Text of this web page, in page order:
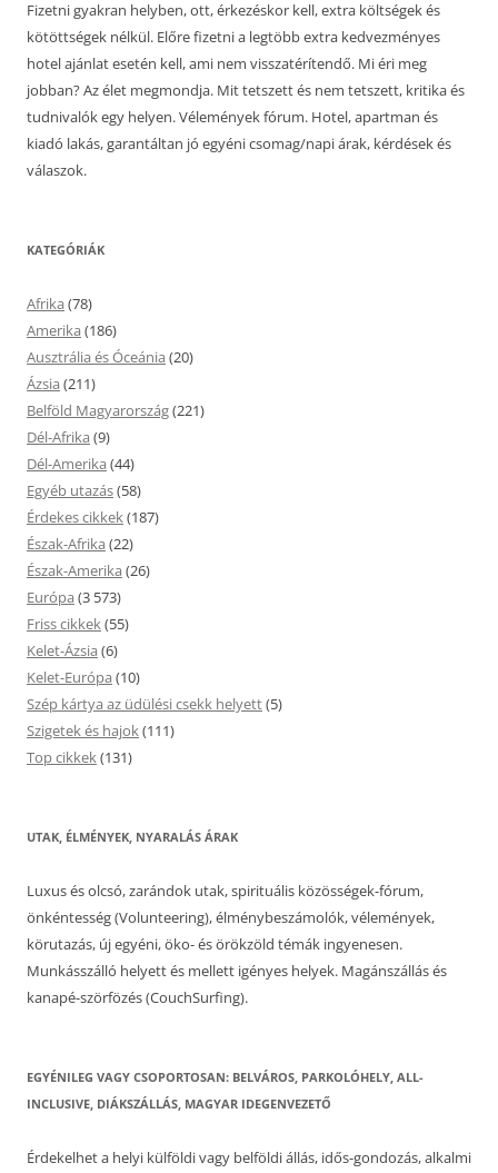
Fizetni gyakran helyben, ott, érkezéskor kell, extra költségek és
kötöttségek nélkül. Előre fizetni a legtöbb extra kedvezményes
hotel ajánlat esetén kell, ami nem visszatérítendő. Mi éri meg
jobban? Az élet megmondja. Mit tetszett és nem tetszett, kritika és
tudnivalók egy helyen. Vélemények fórum. Hotel, apartman és
kiadó lakás, garantáltan jó egyéni csomag/napi árak, kérdések és
válaszok.
KATEGÓRIÁK
Afrika (78)
Amerika (186)
Ausztrália és Óceánia (20)
Ázsia (211)
Belföld Magyarország(221)
Dél-Afrika (9)
Dél-Amerika (44)
Egyéb utazás(58)
Érdekes cikkek(187)
Észak-Afrika (22)
Észak-Amerika (26)
Európa (3 573)
Friss cikkek(55)
Kelet-Ázsia (6)
Kelet-Európa (10)
Szép kártya az üdülési csekk helyett(5)
Szigetek és hajok(111)
Top cikkek(131)
UTAK, ÉLMÉNYEK, NYARALÁS ÁRAK
Luxus és olcsó, zarándok utak, spirituális közösségek-fórum,
önkéntesség (Volunteering), élménybeszámolók, vélemények,
körutazás, új egyéni, öko- és örökzöld témák ingyenesen.
Munkásszálló helyett és mellett igényes helyek. Magánszállás és
kanapé-szörfözés (CouchSurfing).
EGYÉNILEG VAGY CSOPORTOSAN: BELVÁROS, PARKOLÓHELY, ALL-
INCLUSIVE, DIÁKSZÁLLÁS, MAGYAR IDEGENVEZETŐ
Érdekelhet a helyi külföldi vagy belföldi állás, idős-gondozás, alkalmi